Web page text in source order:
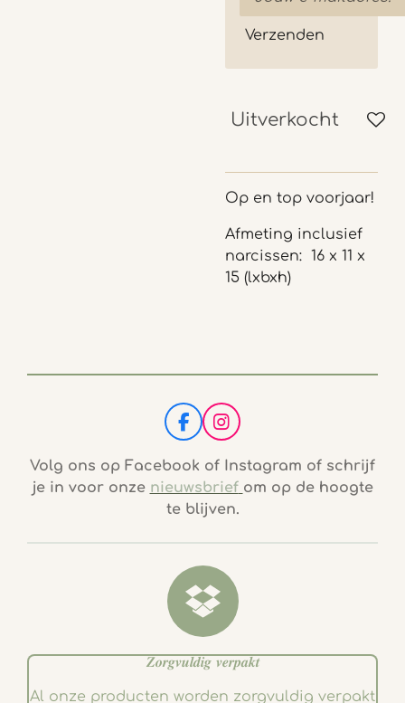
Verzenden
Uitverkocht
Op en top voorjaar!
Afmeting inclusief
narcissen: 16 x 11 x
15 (lxbxh)
F
a
c
b
o
k
I
n
s
t
a
g
a
Volg ons op Facebook of Instagram of schrijf
je in voor onze nieuwsbrief om op de hoogte
te blijven.
𝒁𝒐𝒓𝒈𝒗𝒖𝒍𝒅𝒊𝒈 𝒗𝒆𝒓𝒑𝒂𝒌𝒕
Al onze producten worden zorgvuldig verpakt